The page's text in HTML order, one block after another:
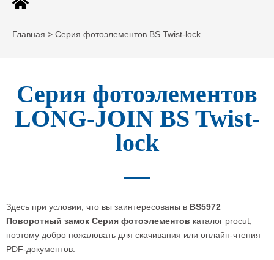
Главная > Серия фотоэлементов BS Twist-lock
Серия фотоэлементов
LONG-JOIN BS Twist-
lock
Здесь при условии, что вы заинтересованы в BS5972
Поворотный замок Серия фотоэлементов каталог procut,
поэтому добро пожаловать для скачивания или онлайн-чтения
PDF-документов.